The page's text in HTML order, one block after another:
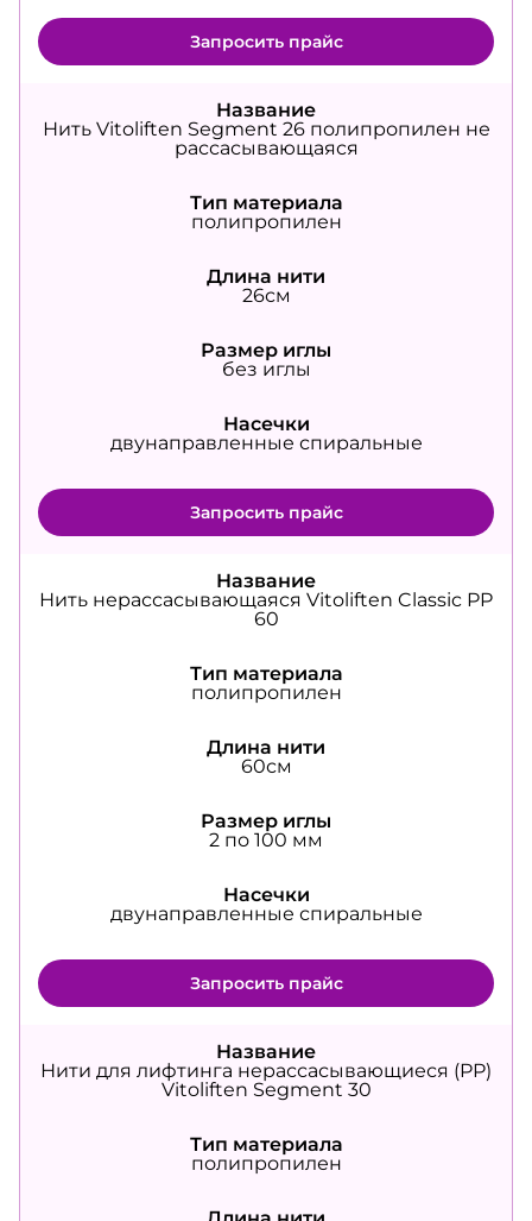
Запросить прайс
Название
Нить Vitoliften Segment 26 полипропилен не
рассасывающаяся
Тип материала
полипропилен
Длина нити
26см
Размер иглы
без иглы
Насечки
двунаправленные спиральные
Запросить прайс
Название
Нить нерассасывающаяся Vitoliften Classic PP
60
Тип материала
полипропилен
Длина нити
60см
Размер иглы
2 по 100 мм
Насечки
двунаправленные спиральные
Запросить прайс
Название
Нити для лифтинга нерассасывающиеся (PP)
Vitoliften Segment 30
Тип материала
полипропилен